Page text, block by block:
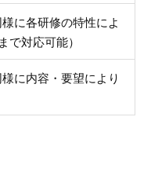
に各研修の特性によ
で対応可能）
に内容・要望により